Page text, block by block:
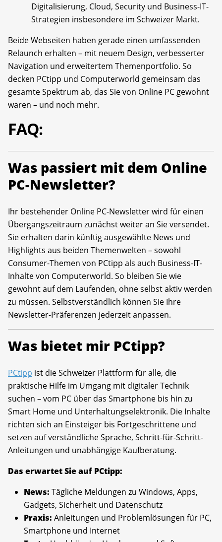
Digitalisierung, Cloud, Security und Business-IT-
Strategien insbesondere im Schweizer Markt.
Beide Webseiten haben gerade einen umfassenden
Relaunch erhalten – mit neuem Design, verbesserter
Navigation und erweitertem Themenportfolio. So
decken PCtipp und Computerworld gemeinsam das
gesamte Spektrum ab, das Sie von Online PC gewohnt
waren – und noch mehr.
FAQ:
Was passiert mit dem Online
PC-Newsletter?
Ihr bestehender Online PC-Newsletter wird für einen
Übergangszeitraum zunächst weiter an Sie versendet.
Sie erhalten darin künftig ausgewählte News und
Highlights aus beiden Themenwelten – sowohl
Consumer-Themen von PCtipp als auch Business-IT-
Inhalte von Computerworld. So bleiben Sie wie
gewohnt auf dem Laufenden, ohne selbst aktiv werden
zu müssen. Selbstverständlich können Sie Ihre
Newsletter-Präferenzen jederzeit anpassen.
Was bietet mir PCtipp?
PCtipp ist die Schweizer Plattform für alle, die
praktische Hilfe im Umgang mit digitaler Technik
suchen – vom PC über das Smartphone bis hin zu
Smart Home und Unterhaltungselektronik. Die Inhalte
richten sich an Einsteiger bis Fortgeschrittene und
setzen auf verständliche Sprache, Schritt-für-Schritt-
Anleitungen und unabhängige Kaufberatung.
Das erwartet Sie auf PCtipp:
News: Tägliche Meldungen zu Windows, Apps,
Gadgets, Sicherheit und Datenschutz
Praxis: Anleitungen und Problemlösungen für PC,
Smartphone und Internet